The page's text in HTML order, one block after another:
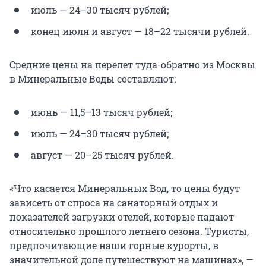
июль — 24–30 тысяч рублей;
конец июля и август — 18–22 тысячи рублей.
Средние цены на перелет туда-обратно из Москвы
в Минеральные Воды составляют:
июнь — 11,5–13 тысяч рублей;
июль — 24–30 тысяч рублей;
август — 20–25 тысяч рублей.
«Что касается Минеральных Вод, то цены будут
зависеть от спроса на санаторный отдых и
показателей загрузки отелей, которые падают
относительно прошлого летнего сезона. Туристы,
предпочитающие наши горные курорты, в
значительной доле путешествуют на машинах», —